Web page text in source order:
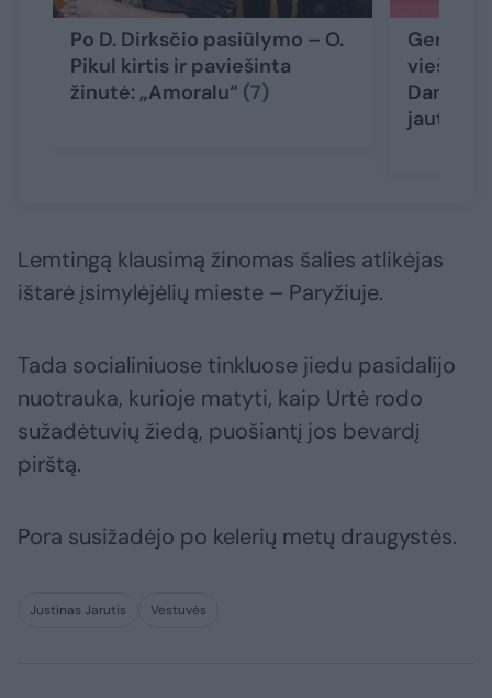
Po D. Dirksčio pasiūlymo – O.
Pikul kirtis ir paviešinta
žinutė: „Amoralu“ (7)
jautrūs
Lemtingą klausimą žinomas šalies atlikėjas
ištarė įsimylėjėlių mieste – Paryžiuje.
Tada socialiniuose tinkluose jiedu pasidalijo
nuotrauka, kurioje matyti, kaip Urtė rodo
sužadėtuvių žiedą, puošiantį jos bevardį
pirštą.
Pora susižadėjo po kelerių metų draugystės.
Justinas Jarutis Vestuvės